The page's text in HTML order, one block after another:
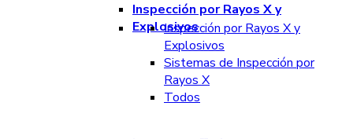
Inspección por Rayos X y
Explosivos
Inspección por Rayos X y
Explosivos
Sistemas de Inspección por
Rayos X
Todos